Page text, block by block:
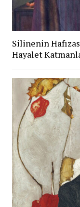
Silinenin
Hayalet